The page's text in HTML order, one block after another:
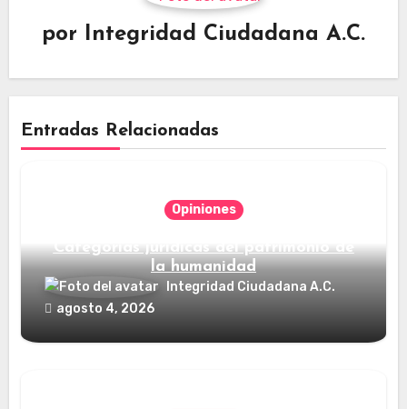
por Integridad Ciudadana A.C.
Entradas Relacionadas
Opiniones
Categorías jurídicas del patrimonio de
la humanidad
Integridad Ciudadana A.C.
agosto 4, 2026